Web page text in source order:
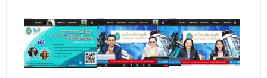
- ศูนย์ปัญญาประดิษฐ์เพื่อการศึกษา
สหกิจศึกษา